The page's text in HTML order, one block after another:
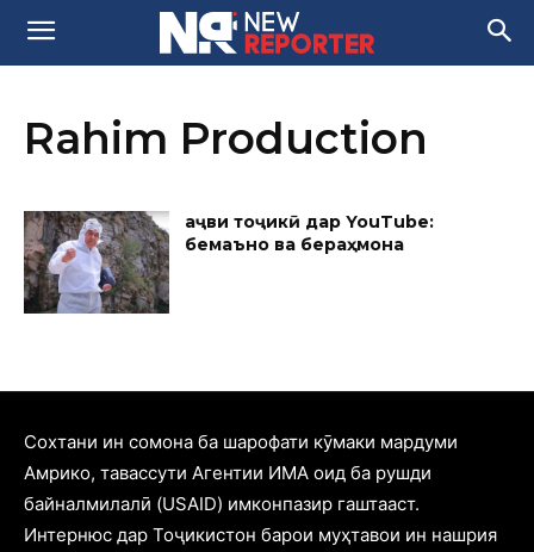
Rahim Production
Ҳаҷви тоҷикӣ дар YouTube:
бемаъно ва бераҳмона
Cохтани ин сомона ба шарофати кӯмаки мардуми
Амрико, тавассути Агентии ИМА оид ба рушди
байналмилалӣ (USAID) имконпазир гаштааст.
Интернюс дар Тоҷикистон барои муҳтавои ин нашрия